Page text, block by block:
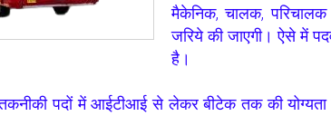
मैकेनिक, चालक, परिचालक
जरिये की जाएगी। ऐसे में
है।
पदों में आईटीआई से लेकर बीटेक तक की